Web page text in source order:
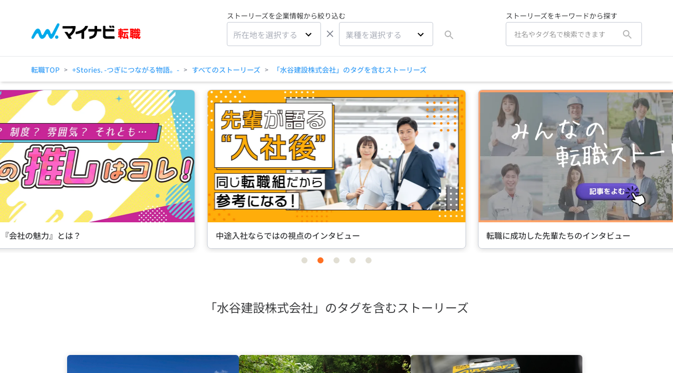
ストーリーズを企業情報から絞り込む
所在地を選択する × 業種を選択する
ストーリーズをキーワードから探す
転職TOP > +Stories. -つぎにつながる物語。- > すべてのストーリーズ > 「水谷建設株式会社」のタグを含むストーリーズ
会社の魅力』とは？ 中途入社ならではの視点のインタビュー 転職に成功した先輩たちのインタビュー
item item item item item
「水谷建設株式会社」のタグを含むストーリーズ